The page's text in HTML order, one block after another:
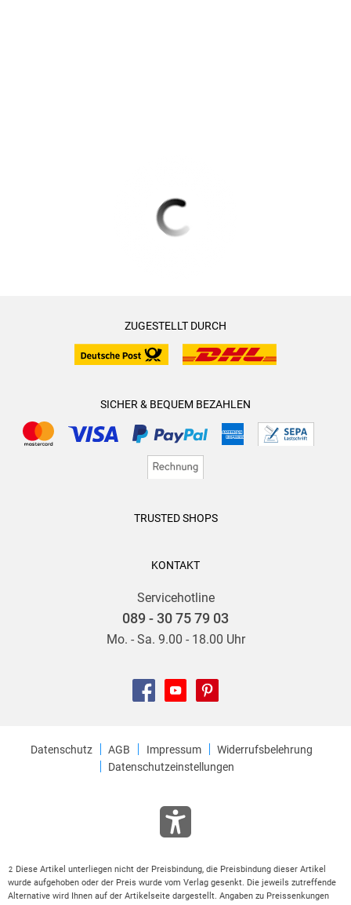
ZUGESTELLT DURCH
SICHER & BEQUEM BEZAHLEN
TRUSTED SHOPS
KONTAKT
Servicehotline
089 - 30 75 79 03
Mo. - Sa. 9.00 - 18.00 Uhr
Datenschutz AGB Impressum
Widerrufsbelehrung
Datenschutzeinstellungen
2 Diese Artikel unterliegen nicht der Preisbindung, die Preisbindung dieser Artikel
wurde aufgehoben oder der Preis wurde vom Verlag gesenkt. Die jeweils zutreffende
Alternative wird Ihnen auf der Artikelseite dargestellt. Angaben zu Preissenkungen